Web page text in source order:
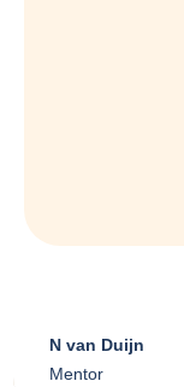
N van Duijn
Mentor